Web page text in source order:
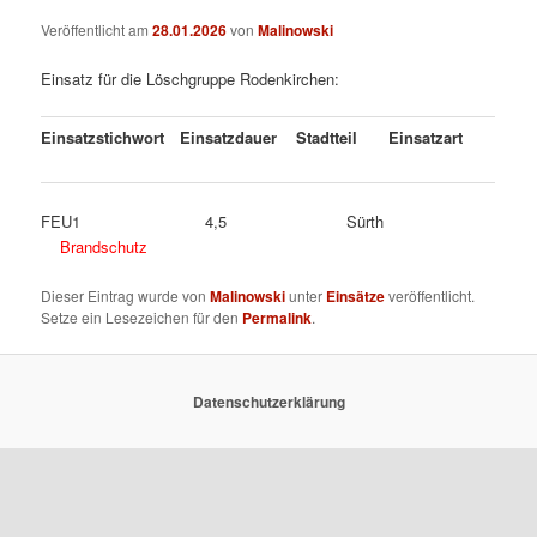
Veröffentlicht am28.01.2026vonMalinowski
Einsatz für die Löschgruppe Rodenkirchen:
Einsatzstichwort Einsatzdauer Stadtteil Einsatzart
FEU1 4,5 Sürth
Brandschutz
Dieser Eintrag wurde vonMalinowskiunter Einsätzeveröffentlicht.
Setze ein Lesezeichen für den Permalink.
Datenschutzerklärung